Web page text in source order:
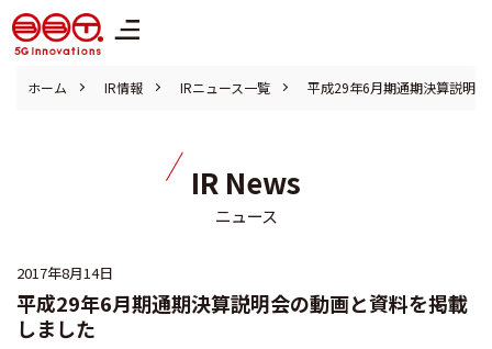
株式会社ブロードバンドタワー
ホーム IR情報 IRニュース一覧 平成29年6月期通期決算説明
IR News
ニュース
2017年8月14日
平成29年6月期通期決算説明会の動画と資料を掲載
しました